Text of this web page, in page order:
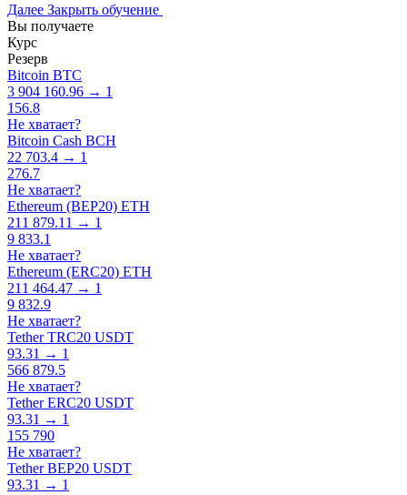
Далее Закрыть обучение
Вы получаете
Курс
Резерв
Bitcoin BTC
3 904 160.96 → 1
156.8
Не хватает?
Bitcoin Cash BCH
22 703.4 → 1
276.7
Не хватает?
Ethereum (BEP20) ETH
211 879.11 → 1
9 833.1
Не хватает?
Ethereum (ERC20) ETH
211 464.47 → 1
9 832.9
Не хватает?
Tether TRC20 USDT
93.31 → 1
566 879.5
Не хватает?
Tether ERC20 USDT
93.31 → 1
155 790
Не хватает?
Tether BEP20 USDT
93.31 → 1